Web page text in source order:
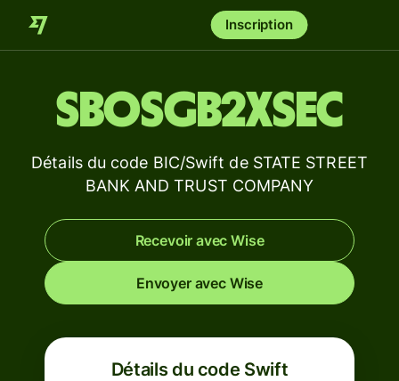
Inscription
SBOSGB2XSEC
Détails du code BIC/Swift de STATE STREET
BANK AND TRUST COMPANY
Recevoir avec Wise
Envoyer avec Wise
Détails du code Swift